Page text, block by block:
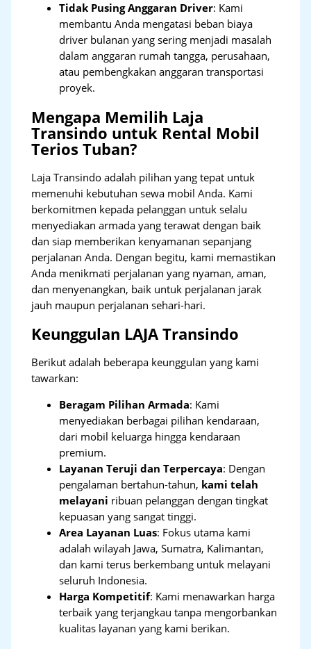
Tidak Pusing Anggaran Driver: Kami
membantu Anda mengatasi beban biaya
driver bulanan yang sering menjadi masalah
dalam anggaran rumah tangga, perusahaan,
atau pembengkakan anggaran transportasi
proyek.
Mengapa Memilih Laja
Transindo untuk Rental Mobil
Terios Tuban?
Laja Transindo adalah pilihan yang tepat untuk
memenuhi kebutuhan sewa mobil Anda. Kami
berkomitmen kepada pelanggan untuk selalu
menyediakan armada yang terawat dengan baik
dan siap memberikan kenyamanan sepanjang
perjalanan Anda. Dengan begitu, kami memastikan
Anda menikmati perjalanan yang nyaman, aman,
dan menyenangkan, baik untuk perjalanan jarak
jauh maupun perjalanan sehari-hari.
Keunggulan LAJA Transindo
Berikut adalah beberapa keunggulan yang kami
tawarkan:
Beragam Pilihan Armada: Kami
menyediakan berbagai pilihan kendaraan,
dari mobil keluarga hingga kendaraan
premium.
Layanan Teruji dan Terpercaya: Dengan
pengalaman bertahun-tahun, kami telah
melayani ribuan pelanggan dengan tingkat
kepuasan yang sangat tinggi.
Area Layanan Luas: Fokus utama kami
adalah wilayah Jawa, Sumatra, Kalimantan,
dan kami terus berkembang untuk melayani
seluruh Indonesia.
Harga Kompetitif: Kami menawarkan harga
terbaik yang terjangkau tanpa mengorbankan
kualitas layanan yang kami berikan.